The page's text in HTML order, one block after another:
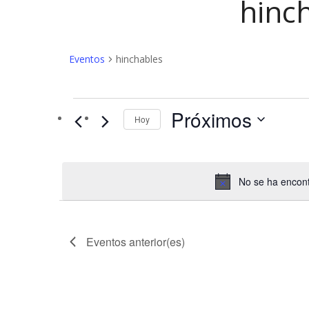
Eventos hinchables
Eventos
No se ha
Hoy Próximos
Eventosanterior(es)